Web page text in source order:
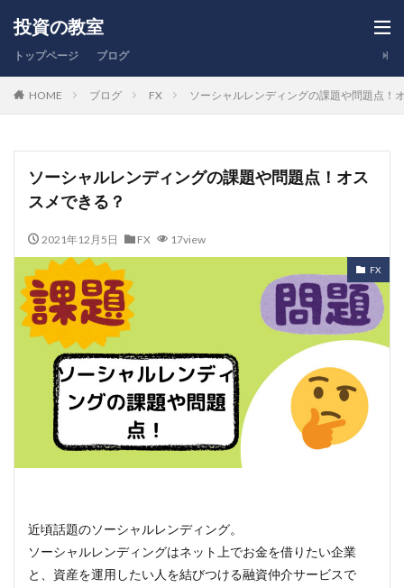
投資の教室
トップページ ブログ
HOME ブログ FX ソーシャルレンディングの課題や問題点！
ソーシャルレンディングの課題や問題点！オス
スメできる？
2021年12月5日 FX 17view
FX
近頃話題のソーシャルレンディング。
ソーシャルレンディングはネット上でお金を借りたい企業
と、資産を運用したい人を結びつける融資仲介サービスで